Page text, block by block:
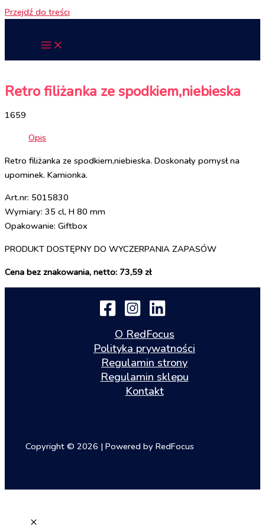
Przejdź do treści
Retro filiżanka ze spodkiem,niebieska
1659
Opis
Retro filiżanka ze spodkiem,niebieska. Doskonały pomysł na
upominek. Kamionka.
Art.nr: 5015830
Wymiary: 35 cl, H 80 mm
Opakowanie: Giftbox
PRODUKT DOSTĘPNY DO WYCZERPANIA ZAPASÓW
Cena bez znakowania, netto: 73,59 zł
O RedFocus
Polityka prywatności
Regulamin strony
Regulamin sklepu
Kontakt
Copyright © 2026 | Powered by RedFocus